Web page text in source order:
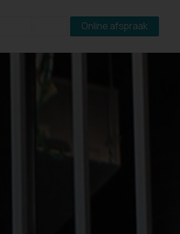
Online afspraak